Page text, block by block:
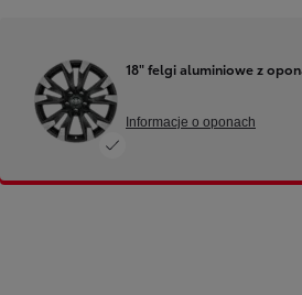
18" felgi aluminiowe z
Informacje o oponach